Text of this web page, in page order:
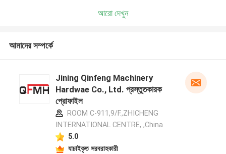
আরো দেখুন
আমাদের সম্পর্কে
Jining Qinfeng Machinery
Hardwae Co., Ltd. প্রস্তুতকারক
প্রোফাইল
ROOM C-911,9/F.,ZHICHENG
INTERNATIONAL CENTRE, ,China
5.0
যাচাইকৃত সরবরাহকারী